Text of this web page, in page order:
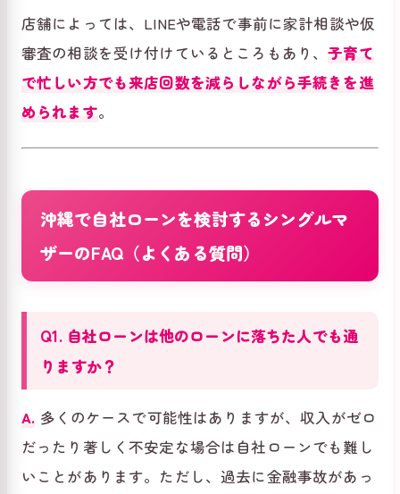
店舗によっては、LINEや電話で事前に家計相談や仮
審査の相談を受け付けているところもあり、子育て
で忙しい方でも来店回数を減らしながら手続きを進
められます。
沖縄で自社ローンを検討するシングルマ
ザーのFAQ（よくある質問）
Q1. 自社ローンは他のローンに落ちた人でも通
りますか？
A. 多くのケースで可能性はありますが、収入がゼロ
だったり著しく不安定な場合は自社ローンでも難し
いことがあります。ただし、過去に金融事故があっ